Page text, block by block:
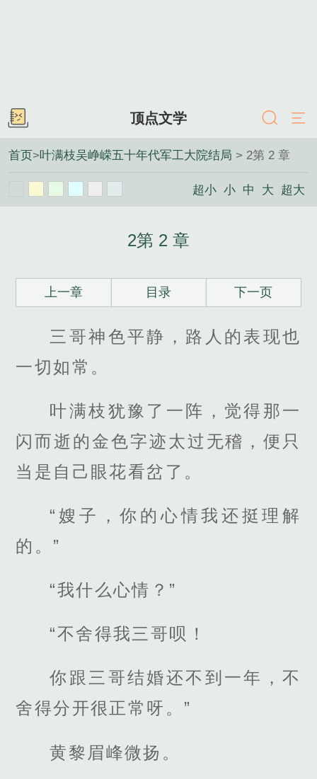
顶点文学
首页>叶满枝吴峥嵘五十年代军工大院结局 > 2第 2 章
超小 小 中 大 超大
2第 2 章
上一章 目录 下一页
三哥神色平静，路人的表现也
一切如常。
叶满枝犹豫了一阵，觉得那一
闪而逝的金色字迹太过无稽，便只
当是自己眼花看岔了。
“嫂子，你的心情我还挺理解
的。”
“我什么心情？”
“不舍得我三哥呗！
你跟三哥结婚还不到一年，不
舍得分开很正常呀。”
黄黎眉峰微扬。